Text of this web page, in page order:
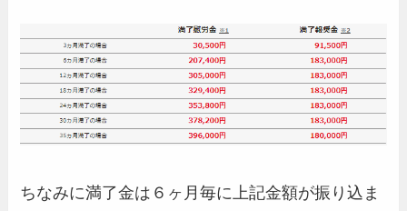
ちなみに満了金は６ヶ月毎に上記金額が振り込ま